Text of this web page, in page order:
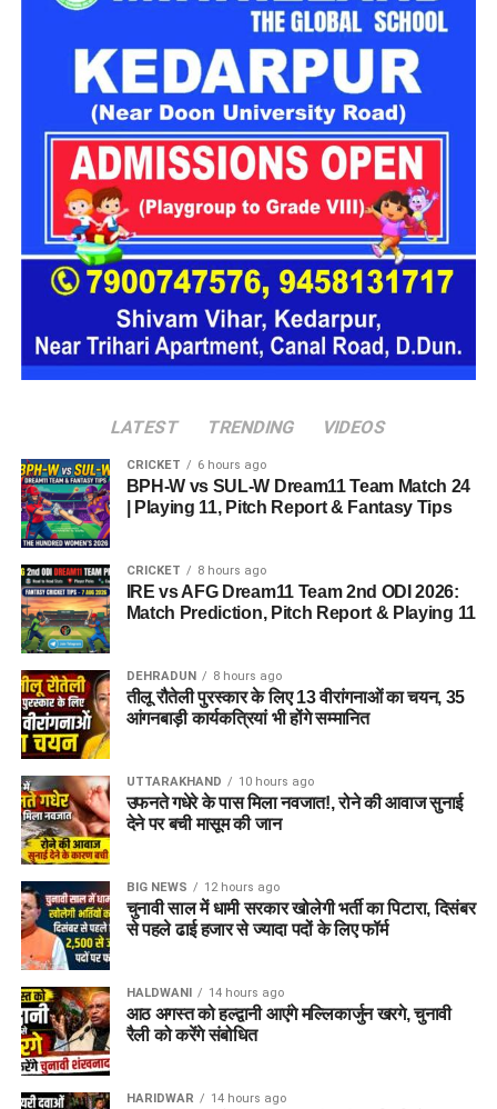
भाग लेने वाली प्रमुख कंपनियां
(Participating Companies)
रोजगार मेलेमें देश एवं प्रदेश की कई नामी कंपनियां अभ्यर्थियों का
साक्षात्कार लेने आ रही हैं, जिनमें प्रमुख हैं:
एक्सिस बैंक (Axis Bank)
बारबेक्यू नेशन (Barbeque Nation)
डिक्सॉन (Dixon Technologies)
उत्कर्ष स्मॉल फाइनेंस बैंक (Utkarsh Small Finance Bank)
सीएएमपी-108 (CAMP-108)
एनआईटीटी लिमिटेड (NIIT Limited)
मोचिको (Mochiko Shoes)
टीआई मेडिकोज (TI Medicos)
आईजोन (iZone)
Dehradun Rojgar Mela 2026 :
आवेदन और पंजीकरण प्रक्रिया (How
to Register)
भाग लेने के लिए अभ्यर्थियों का पंजीकरण04 अगस्त, 2026 से शुरू हो
चुका है। इच्छुक अभ्यर्थी साक्षात्कार में शामिल होने से पहले किसी भी कार्य
दिवस में कार्यालय पहुंचकर अपना पंजीकरण करा सकते हैं।
आवश्यक दस्तावेज (Documents
Required):
बायोडाटा / रिज़्यूमे (Resume)(2-3 प्रतियां)
मूल शैक्षिक प्रमाण पत्रएवं उनकी छायाप्रतियां
(Photocopies)
सेवायोजन कार्यालय का पंजीयन कार्ड
LATEST TRENDING VIDEOS
CRICKET 6 hours ago
BPH-W vs SUL-W Dream11 Team Match 24
| Playing 11, Pitch Report & Fantasy Tips
CRICKET 8 hours ago
IRE vs AFG Dream11 Team 2nd ODI 2026:
Match Prediction, Pitch Report & Playing 11
DEHRADUN 8 hours ago
तीलू रौतेली पुरस्कार के लिए 13 वीरांगनाओं का चयन, 35
आंगनबाड़ी कार्यकत्रियां भी होंगे सम्मानित
UTTARAKHAND 10 hours ago
उफनते गधेरे के पास मिला नवजात!, रोने की आवाज सुनाई
देने पर बची मासूम की जान
BIG NEWS 12 hours ago
चुनावी साल में धामी सरकार खोलेगी भर्ती का पिटारा, दिसंबर
से पहले ढाई हजार से ज्यादा पदों के लिए फॉर्म
HALDWANI 14 hours ago
आठ अगस्त को हल्द्वानी आएंगे मल्लिकार्जुन खरगे, चुनावी
रैली को करेंगे संबोधित
HARIDWAR 14 hours ago